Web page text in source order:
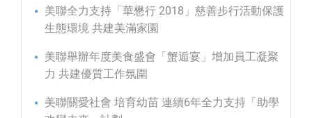
美聯全力支持「華懋行 2018」慈善步行活動保護
生態環境 共建美滿家園
美聯舉辦年度美食盛會「蟹逅宴」增加員工凝聚
力 共建優質工作氛圍
美聯關愛社會 培育幼苗 連續6年全力支持「助學